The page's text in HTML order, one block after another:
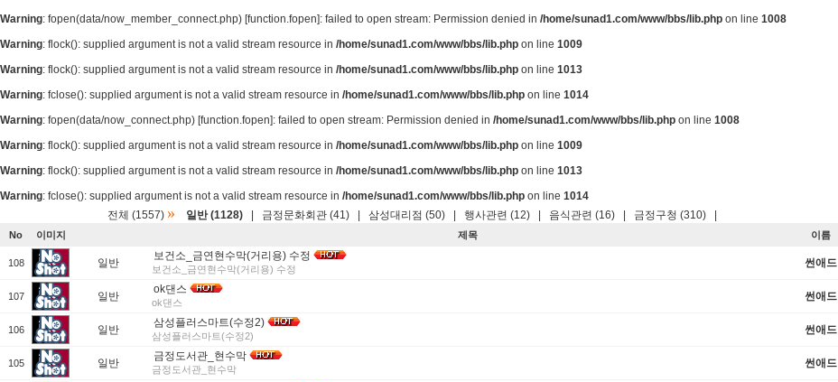
Warning: fopen(data/now_member_connect.php) [function.fopen]: failed to open stream: Permission denied in /home/sunad1.com/www/bbs/lib.php on line 1008
Warning: flock(): supplied argument is not a valid stream resource in /home/sunad1.com/www/bbs/lib.php on line 1009
Warning: flock(): supplied argument is not a valid stream resource in /home/sunad1.com/www/bbs/lib.php on line 1013
Warning: fclose(): supplied argument is not a valid stream resource in /home/sunad1.com/www/bbs/lib.php on line 1014
Warning: fopen(data/now_connect.php) [function.fopen]: failed to open stream: Permission denied in /home/sunad1.com/www/bbs/lib.php on line 1008
Warning: flock(): supplied argument is not a valid stream resource in /home/sunad1.com/www/bbs/lib.php on line 1009
Warning: flock(): supplied argument is not a valid stream resource in /home/sunad1.com/www/bbs/lib.php on line 1013
Warning: fclose(): supplied argument is not a valid stream resource in /home/sunad1.com/www/bbs/lib.php on line 1014
전체 (1557) » 일반 (1128) 금정문화회관 (41) 삼성대리점 (50) 행사관련 (12) 음식관련 (16) 금정구청 (310)
No 이미지 제목 이름
108 일반
보건소_금연현수막(거리용) 수정
보건소_금연현수막(거리용) 수정 썬애드
107 일반
ok댄스
ok댄스 썬애드
106 일반
삼성플러스마트(수정2)
삼성플러스마트(수정2) 썬애드
105 일반
금정도서관_현수막
금정도서관_현수막 썬애드